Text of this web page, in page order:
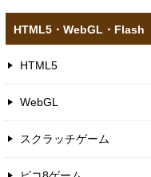
HTML5​・WebGL​・Flash
HTML5
WebGL
スクラッチゲーム